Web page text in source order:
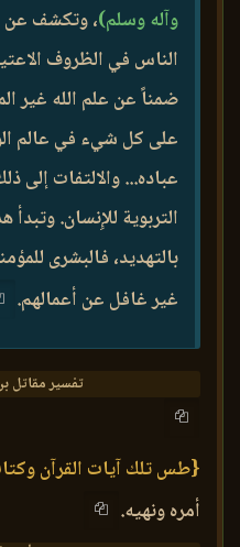
وآله وسلم)، وتكشف عن
الناس في الظروف
ضمناً عن علم الله غير
على كل شيء في عالم
عباده... والالتفات إلى
التربوية للإِنسان.
بالتهديد، فالبشرى
غير غافل عن أعمالهم.
تفسير مقاتل بن
{طس تلك آيات القرآن
أمره ونهيه.